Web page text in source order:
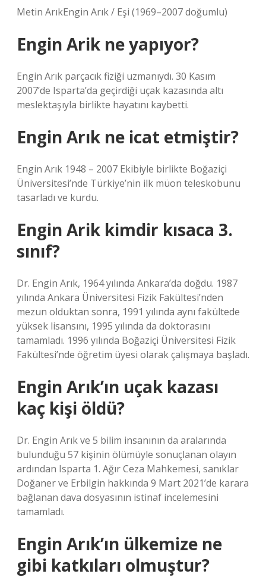
Metin ArıkEngin Arık / Eşi (1969–2007 doğumlu)
Engin Arik ne yapıyor?
Engin Arık parçacık fiziği uzmanıydı. 30 Kasım
2007’de Isparta’da geçirdiği uçak kazasında altı
meslektaşıyla birlikte hayatını kaybetti.
Engin Arık ne icat etmiştir?
Engin Arık 1948 – 2007 Ekibiyle birlikte Boğaziçi
Üniversitesi’nde Türkiye’nin ilk müon teleskobunu
tasarladı ve kurdu.
Engin Arik kimdir kısaca 3.
sınıf?
Dr. Engin Arık, 1964 yılında Ankara’da doğdu. 1987
yılında Ankara Üniversitesi Fizik Fakültesi’nden
mezun olduktan sonra, 1991 yılında aynı fakültede
yüksek lisansını, 1995 yılında da doktorasını
tamamladı. 1996 yılında Boğaziçi Üniversitesi Fizik
Fakültesi’nde öğretim üyesi olarak çalışmaya başladı.
Engin Arık’ın uçak kazası
kaç kişi öldü?
Dr. Engin Arık ve 5 bilim insanının da aralarında
bulunduğu 57 kişinin ölümüyle sonuçlanan olayın
ardından Isparta 1. Ağır Ceza Mahkemesi, sanıklar
Doğaner ve Erbilgin hakkında 9 Mart 2021’de karara
bağlanan dava dosyasının istinaf incelemesini
tamamladı.
Engin Arık’ın ülkemize ne
gibi katkıları olmuştur?